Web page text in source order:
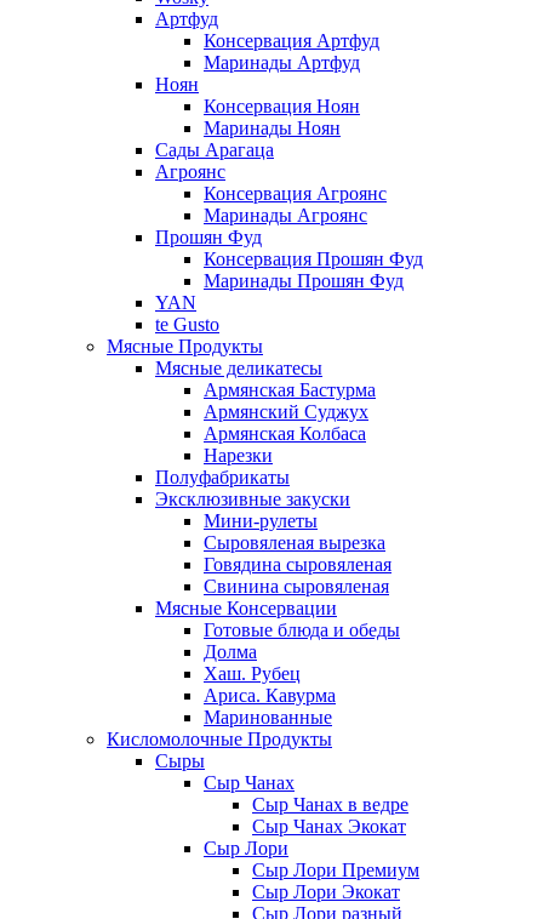
Артфуд
Консервация Артфуд
Маринады Артфуд
Ноян
Консервация Ноян
Маринады Ноян
Сады Арагаца
Агроянс
Консервация Агроянс
Маринады Агроянс
Прошян Фуд
Консервация Прошян Фуд
Маринады Прошян Фуд
YAN
te Gusto
Мясные Продукты
Мясные деликатесы
Армянская Бастурма
Армянский Суджух
Армянская Колбаса
Нарезки
Полуфабрикаты
Эксклюзивные закуски
Мини-рулеты
Сыровяленая вырезка
Говядина сыровяленая
Свинина сыровяленая
Мясные Консервации
Готовые блюда и обеды
Долма
Хаш. Рубец
Ариса. Кавурма
Маринованные
Кисломолочные Продукты
Сыры
Сыр Чанах
Сыр Чанах в ведре
Сыр Чанах Экокат
Сыр Лори
Сыр Лори Премиум
Сыр Лори Экокат
Сыр Лори разный